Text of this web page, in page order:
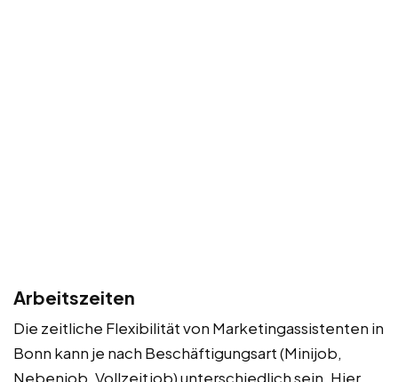
Arbeitszeiten
Die zeitliche Flexibilität von Marketingassistenten in
Bonn kann je nach Beschäftigungsart (Minijob,
Nebenjob, Vollzeitjob) unterschiedlich sein. Hier